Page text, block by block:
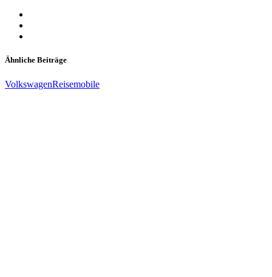
Ähnliche Beiträge
VolkswagenReisemobile